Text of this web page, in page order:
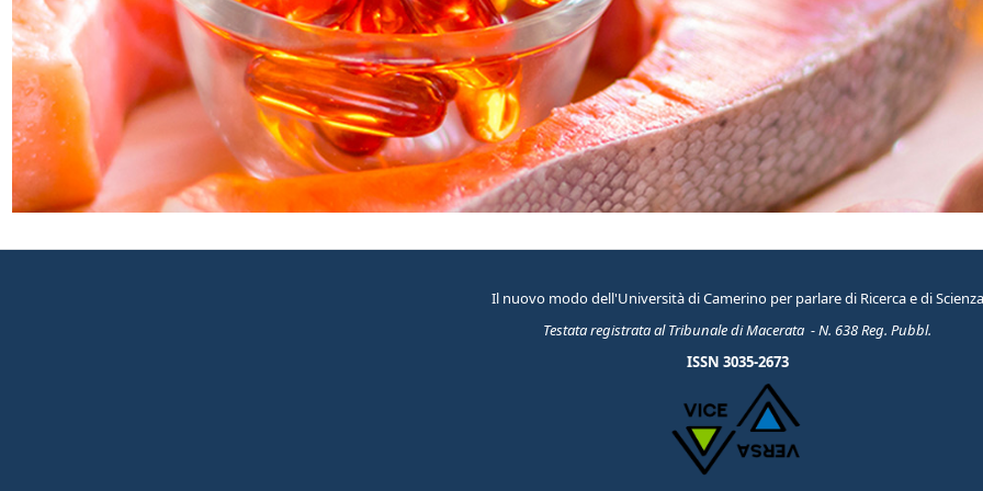
Il nuovo modo dell'Università di Camerino per parlare di Ricerca e di Scienza
Testata registrata al Tribunale di Macerata - N. 638 Reg. Pubbl.
ISSN 3035-2673